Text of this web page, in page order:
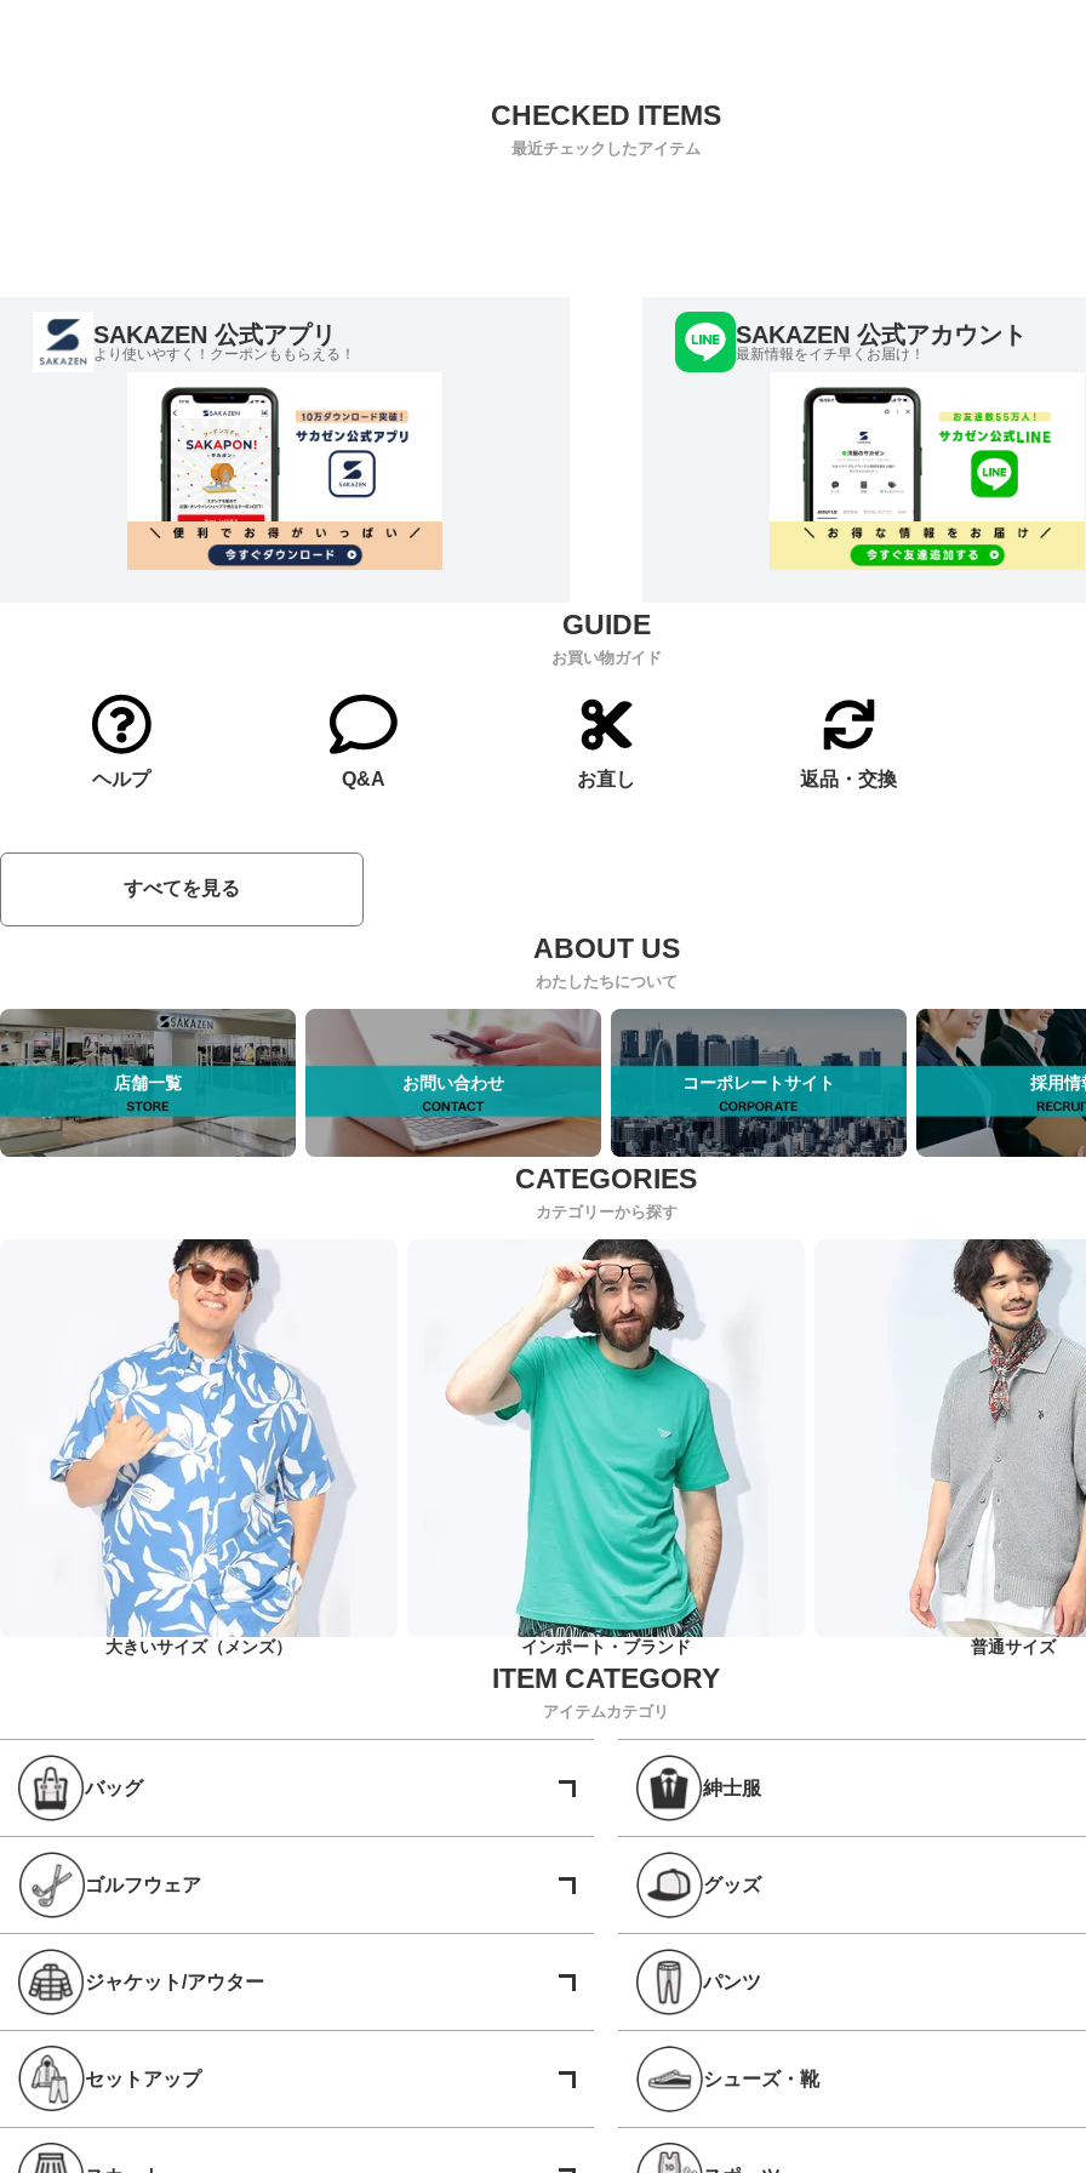
最近チェックしたアイテム
SAKAZEN 公式アプリ
より使いやすく！クーポンももらえる！
SAKAZEN 公式アカウント
最新情報をイチ早くお届け！
お買い物ガイド
ヘルプ Q&A お直し 返品・交換
すべてを見る
わたしたちについて
店舗一覧 お問い合わせ コーポレートサイト 採用情
カテゴリーから探す
大きいサイズ（メンズ） インポート・ブランド 普通サイズ
アイテムカテゴリ
バッグ 紳士服
ゴルフウェア グッズ
ジャケット/アウター パンツ
セットアップ シューズ・靴